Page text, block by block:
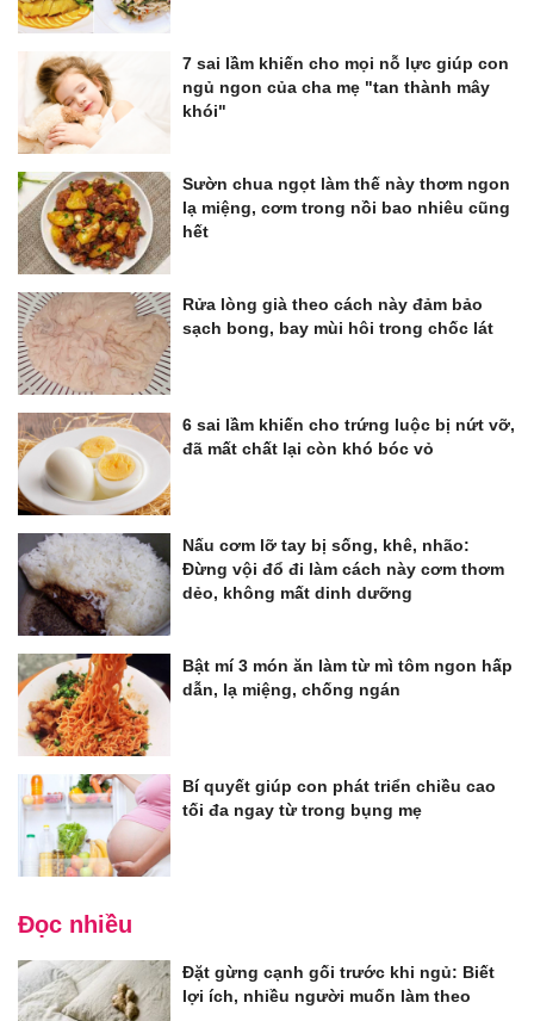
7 sai lầm khiến cho mọi nỗ lực giúp con
ngủ ngon của cha mẹ "tan thành mây
khói"
Sườn chua ngọt làm thế này thơm ngon
lạ miệng, cơm trong nồi bao nhiêu cũng
hết
Rửa lòng già theo cách này đảm bảo
sạch bong, bay mùi hôi trong chốc lát
6 sai lầm khiến cho trứng luộc bị nứt vỡ,
đã mất chất lại còn khó bóc vỏ
Nấu cơm lỡ tay bị sống, khê, nhão:
Đừng vội đổ đi làm cách này cơm thơm
dẻo, không mất dinh dưỡng
Bật mí 3 món ăn làm từ mì tôm ngon hấp
dẫn, lạ miệng, chống ngán
Bí quyết giúp con phát triển chiều cao
tối đa ngay từ trong bụng mẹ
Đọc nhiều
Đặt gừng cạnh gối trước khi ngủ: Biết
lợi ích, nhiều người muốn làm theo